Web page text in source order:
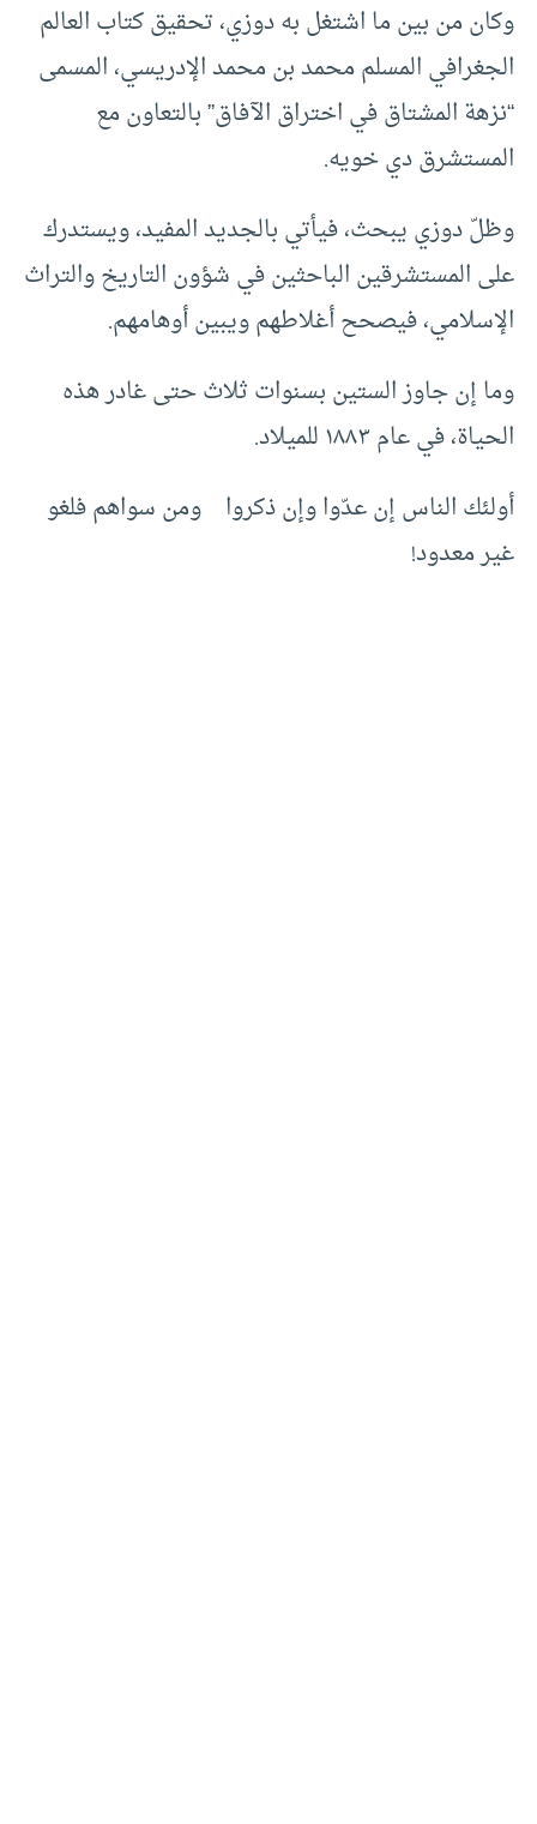
وكان من بين ما اشتغل به دوزي، تحقيق كتاب العالم
الجغرافي المسلم محمد بن محمد الإدريسي، المسمى
“نزهة المشتاق في اختراق الآفاق” بالتعاون مع
المستشرق دي خويه.
وظلّ دوزي يبحث، فيأتي بالجديد المفيد، ويستدرك
على المستشرقين الباحثين في شؤون التاريخ والتراث
الإسلامي، فيصحح أغلاطهم ويبين أوهامهم.
وما إن جاوز الستين بسنوات ثلاث حتى غادر هذه
الحياة، في عام ١٨٨٣ للميلاد.
أولئك الناس إن عدّوا وإن ذكروا ومن سواهم فلغو
غير معدود!